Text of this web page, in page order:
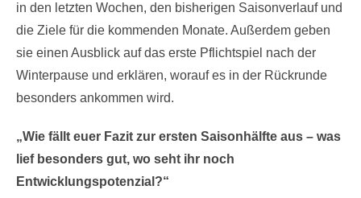
in den letzten Wochen, den bisherigen Saisonverlauf und
die Ziele für die kommenden Monate. Außerdem geben
sie einen Ausblick auf das erste Pflichtspiel nach der
Winterpause und erklären, worauf es in der Rückrunde
besonders ankommen wird.
„Wie fällt euer Fazit zur ersten Saisonhälfte aus – was
lief besonders gut, wo seht ihr noch
Entwicklungspotenzial?“